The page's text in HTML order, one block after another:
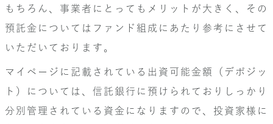
もちろん、事業者にとってもメリットが大きく、その
預託金についてはファンド組成にあたり参考にさせて
いただいております。
マイページに記載されている出資可能金額（デポジッ
ト）については、信託銀行に預けられておりしっかり
分別管理されている資金になりますので、投資家様に